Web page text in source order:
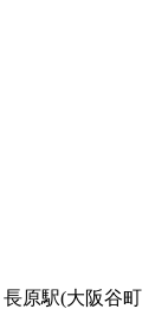
長原駅(大阪谷町